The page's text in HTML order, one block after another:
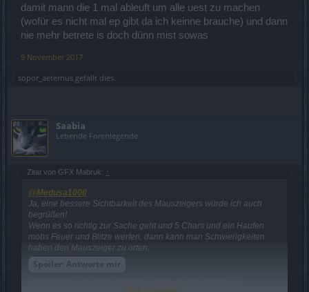
damit mann die 1 mal ableuft um alle uest zu machen
(wofür es nicht mal ep gibt da ich keinne brauche) und dann
nie mehr betrete is doch dünn mist sowas
9 November 2017
sopor_aeternus gefällt dies.
Saabia
Lebende Forenlegende
Zitat von GFX Mabruk: ↑
@Medusa1000
Ja, eine bessere Sichtbarkeit des Mauszeigers würde ich auch
begrüßen!
Wenn es so richtig zur Sache geht und 5 Chars und ein Haufen
mobs Feuer und Blitze werfen, dann kann man Schwierigkeiten
haben den Mauszeiger zu orten.
Spoiler: Antworte mir